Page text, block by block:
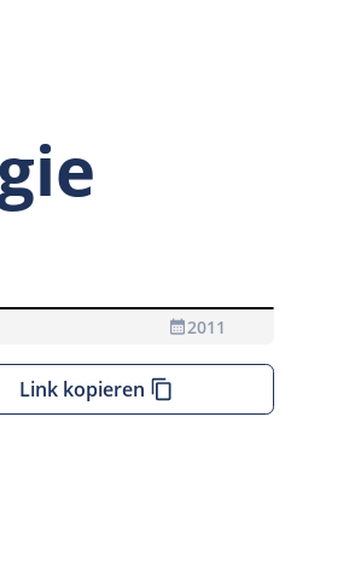
Anbieter übermittelt
2011
Link kopieren